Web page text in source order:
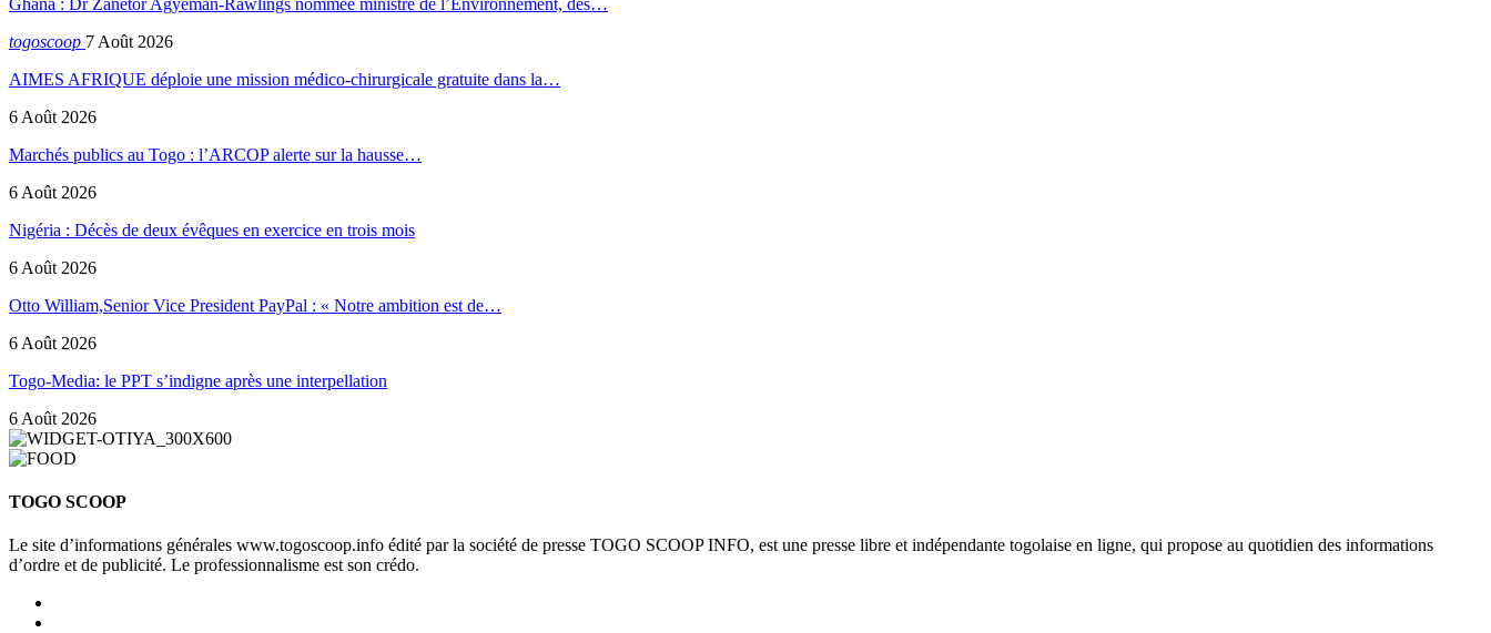
togoscoop 7 Août 2026
AIMES AFRIQUE déploie une mission médico-chirurgicale gratuite dans la…
6 Août 2026
Marchés publics au Togo : l’ARCOP alerte sur la hausse…
6 Août 2026
Nigéria : Décès de deux évêques en exercice en trois mois
6 Août 2026
Otto William,Senior Vice President PayPal : « Notre ambition est de…
6 Août 2026
Togo-Media: le PPT s’indigne après une interpellation
6 Août 2026
TOGO SCOOP
Le site d’informations générales www.togoscoop.info édité par la société de presse TOGO SCOOP INFO, est une presse libre et indépendante togolaise en ligne, qui propose au quotidien des informations
d’ordre et de publicité. Le professionnalisme est son crédo.